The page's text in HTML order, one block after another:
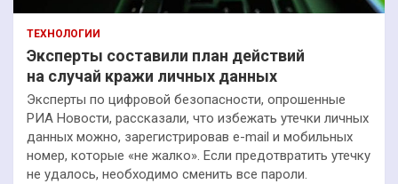
ТЕХНОЛОГИИ
Эксперты составили план действий
на случай кражи личных данных
Эксперты по цифровой безопасности, опрошенные
РИА Новости, рассказали, что избежать утечки личных
данных можно, зарегистрировав e-mail и мобильных
номер, которые «не жалко». Если предотвратить утечку
не удалось, необходимо сменить все пароли.